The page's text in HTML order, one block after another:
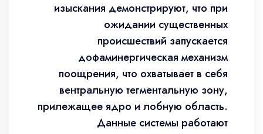
изыскания демонстрируют, что при
ожидании существенных
происшествий запускается
дофаминергическая механизм
поощрения, что охватывает в себя
вентральную тегментальную зону,
прилежащее ядро и лобную область.
Данные системы работают